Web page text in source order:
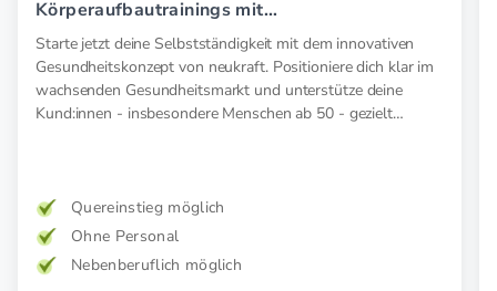
Körperaufbautrainings mit
Elektromyostimulation (EMS).
Starte jetzt deine Selbstständigkeit mit dem innovativen
Gesundheitskonzept von neukraft. Positioniere dich klar im
wachsenden Gesundheitsmarkt und unterstütze deine
Kund:innen - insbesondere Menschen ab 50 - gezielt
Konzept.Quereinstieg möglich
Ohne Personal
Nebenberuflich möglich